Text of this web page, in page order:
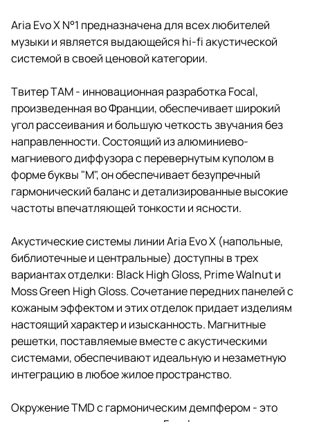
Aria Evo X N°1 предназначена для всех любителей
музыки и является выдающейся hi-fi акустической
системой в своей ценовой категории.
Твитер TAM - инновационная разработка Focal,
произведенная во Франции, обеспечивает широкий
угол рассеивания и большую четкость звучания без
направленности. Состоящий из алюминиево-
магниевого диффузора с перевернутым куполом в
форме буквы "М", он обеспечивает безупречный
гармонический баланс и детализированные высокие
частоты впечатляющей тонкости и ясности.
Акустические системы линии Aria Evo X (напольные,
библиотечные и центральные) доступны в трех
вариантах отделки: Black High Gloss, Prime Walnut и
Moss Green High Gloss. Сочетание передних панелей с
кожаным эффектом и этих отделок придает изделиям
настоящий характер и изысканность. Магнитные
решетки, поставляемые вместе с акустическими
системами, обеспечивают идеальную и незаметную
интеграцию в любое жилое пространство.
Окружение TMD с гармоническим демпфером - это